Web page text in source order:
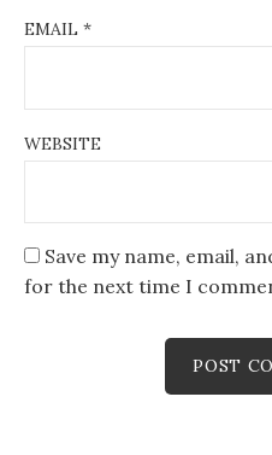
EMAIL *
WEBSITE
Save my name, email,
for the next time I